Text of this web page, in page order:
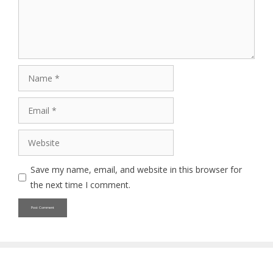
Website
Save my name, email, and website in this browser for
the next time I comment.